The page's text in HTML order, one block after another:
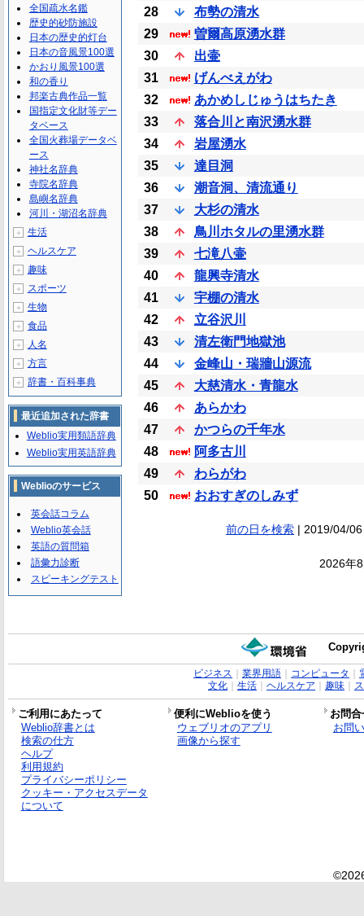
28
布勢の清水
29
曽爾高原湧水群
30
出壷
31
げんべえがわ
32
あかめしじゅうはちたき
33
落合川と南沢湧水群
34
岩屋湧水
35
達目洞
36
潮音洞、清流通り
37
大杉の清水
38
鳥川ホタルの里湧水群
39
七滝八壷
40
龍興寺清水
41
宇棚の清水
42
立谷沢川
43
清左衛門地獄池
44
金峰山・瑞牆山源流
45
大慈清水・青龍水
46
あらかわ
47
かつらの千年水
48
阿多古川
49
わらがわ
50
おおすぎのしみず
前の日を検索| 2019/04/
2026年
全国疏水名鑑
歴史的砂防施設
日本の歴史的灯台
日本の音風景100選
かおり風景100選
和の香り
邦楽古典作品一覧
国指定文化財等デー
タベース
全国火葬場データベ
ース
神社名辞典
寺院名辞典
島嶼名辞典
河川・湖沼名辞典
＋ 生活
＋ ヘルスケア
＋ 趣味
＋ スポーツ
＋ 生物
＋ 食品
＋ 人名
＋ 方言
＋ 辞書・百科事典
最近追加された辞書
Weblio実用類語辞典
Weblio実用英語辞典
Weblioのサービス
英会話コラム
Weblio英会話
英語の質問箱
語彙力診断
スピーキングテスト
ビジネス 業界用語｜ コンピュータ
文化｜ 生活｜ ヘルスケア 趣味｜
ご利用にあたって 便利にWeblioを使う
お問
Weblio辞書とは
検索の仕方
ヘルプ
利用規約
プライバシーポリシー
クッキー・アクセスデータ
について
ウェブリオのアプリ
画像から探す
お問